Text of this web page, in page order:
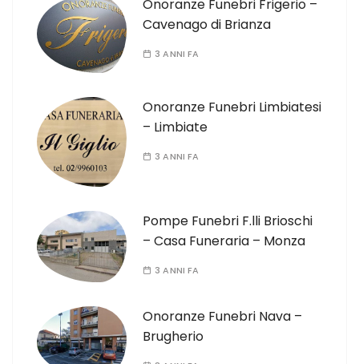
Onoranze Funebri Frigerio –
Cavenago di Brianza
3 ANNI FA
Onoranze Funebri Limbiatesi
– Limbiate
3 ANNI FA
Pompe Funebri F.lli Brioschi
– Casa Funeraria – Monza
3 ANNI FA
Onoranze Funebri Nava –
Brugherio